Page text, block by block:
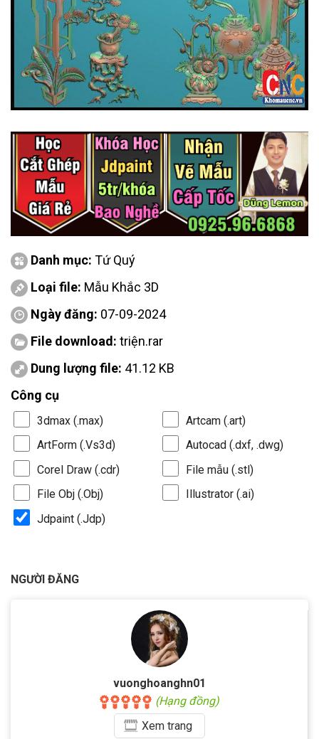
Danh mục: Tứ Quý
Loại file: Mẫu Khắc 3D
Ngày đăng: 07-09-2024
File download: triện.rar
Dung lượng file: 41.12 KB
Công cụ
3dmax (.max)
Artcam (.art)
ArtForm (.Vs3d)
Autocad (.dxf, .dwg)
Corel Draw (.cdr)
File mẫu (.stl)
File Obj (.Obj)
Illustrator (.ai)
Jdpaint (.Jdp)
NGƯỜI ĐĂNG
vuonghoanghn01
(Hạng đồng)
Xemtrang